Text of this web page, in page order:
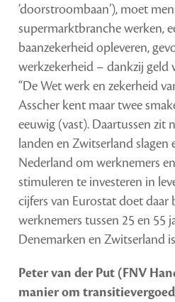
‘doorstroombaan’), moet
supermarktbranche werken,
baanzekerheid opleveren,
werkzekerheid – dankzij geld
“De Wet werk en zekerheid
Asscher kent maar twee
eeuwig (vast). Daartussen zit
landen en Zwitserland slagen
Nederland om werknemers
stimuleren te investeren in
cijfers van Eurostat doet daar
werknemers tussen 25 en 55
Denemarken en Zwitserland
Peter van der Put (FNV
manier om